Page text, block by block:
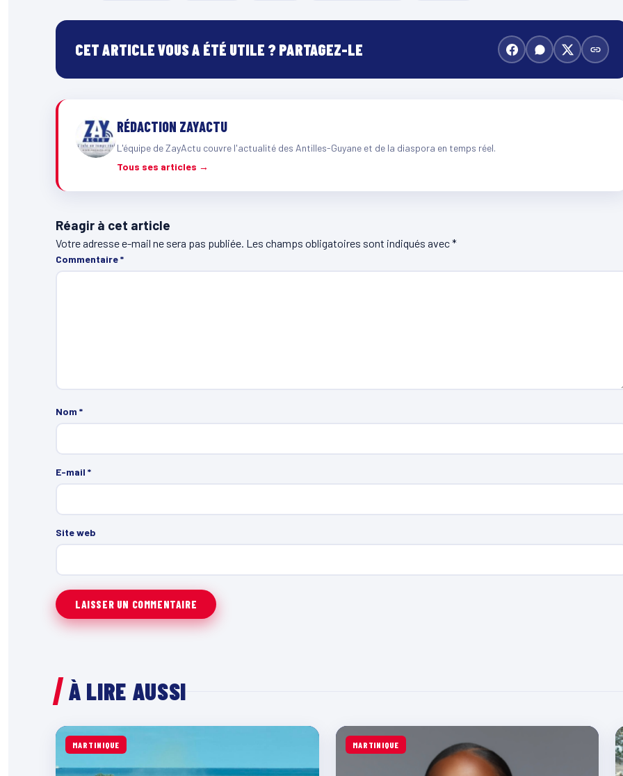
CET ARTICLE VOUS A ÉTÉ UTILE ? PARTAGEZ-LE
RÉDACTION ZAYACTU
L'équipe de ZayActu couvre l'actualité des Antilles-Guyane et de la diaspora en temps réel.
Tous ses articles →
Réagir à cet article
Votre adresse e-mail ne sera pas publiée. Les champs obligatoires sont indiqués avec*
Commentaire*
Nom *
E-mail *
Site web
À LIRE AUSSI
MARTINIQUE MARTINIQUE